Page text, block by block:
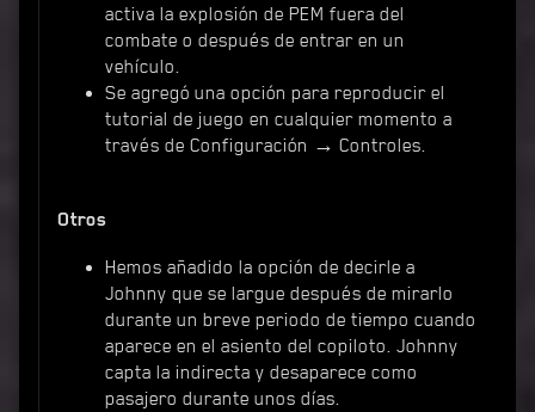
activa la explosión de PEM fuera del
combate o después de entrar en un
vehículo.
Se agregó una opción para reproducir el
tutorial de juego en cualquier momento a
través de Configuración → Controles.
Otros
Hemos añadido la opción de decirle a
Johnny que se largue después de mirarlo
durante un breve periodo de tiempo cuando
aparece en el asiento del copiloto. Johnny
capta la indirecta y desaparece como
pasajero durante unos días.